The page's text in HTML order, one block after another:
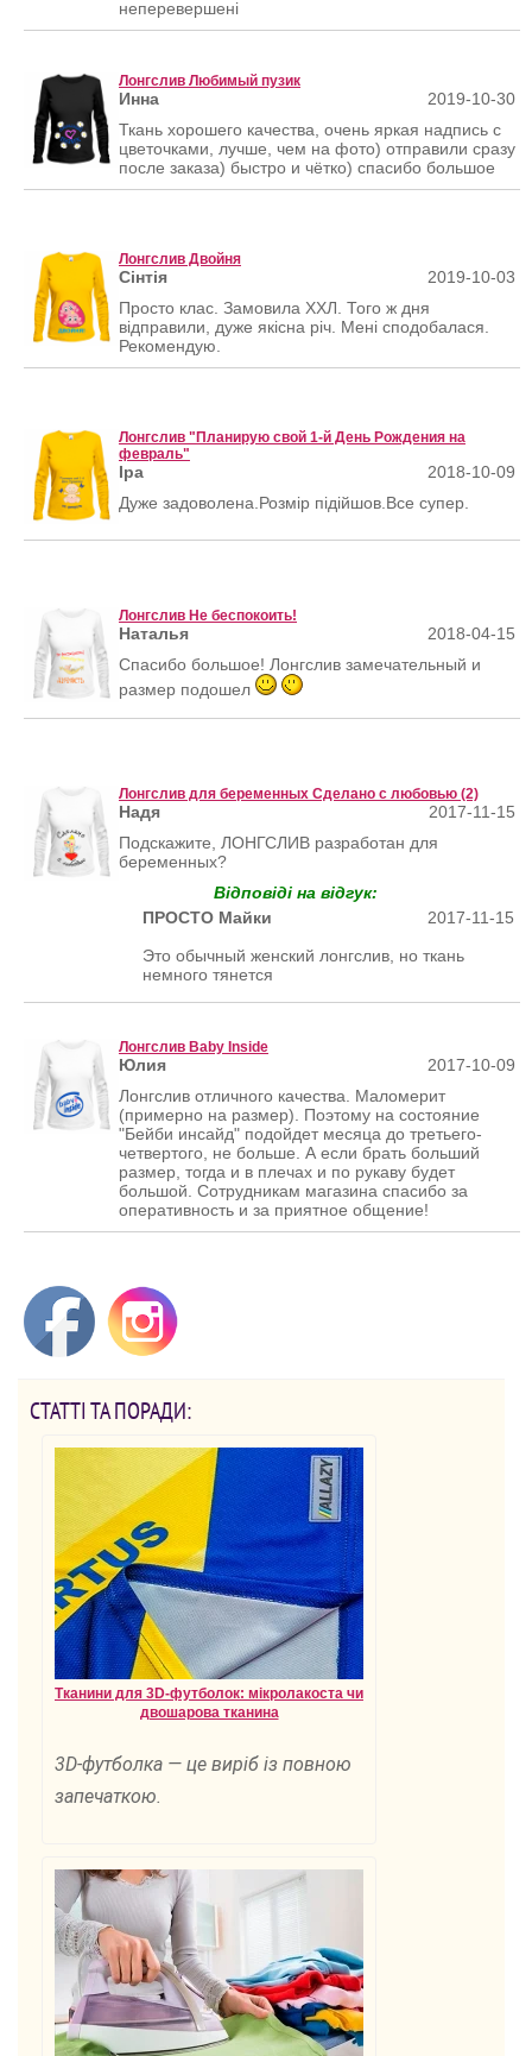
неперевершені
Лонгслив Любимый пузик
Инна
2019-10-30
Ткань хорошего качества, очень яркая надпись с
цветочками, лучше, чем на фото) отправили сразу
после заказа) быстро и чётко) спасибо большое
Лонгслив Двойня
Сінтія
2019-10-03
Просто клас. Замовила ХХЛ. Того ж дня
відправили, дуже якісна річ. Мені сподобалася.
Рекомендую.
Лонгслив "Планирую свой 1-й День Рождения на
февраль"
Іра
2018-10-09
Дуже задоволена.Розмір підійшов.Все супер.
Лонгслив Не беспокоить!
Наталья
2018-04-15
Спасибо большое! Лонгслив замечательный и
размер подошел
Лонгслив для беременных Сделано с любовью (2)
Надя
2017-11-15
Подскажите, ЛОНГСЛИВ разработан для
беременных?
Відповіді на відгук:
ПРОСТО Майки
2017-11-15
Это обычный женский лонгслив, но ткань
немного тянется
Лонгслив Baby Inside
Юлия
2017-10-09
Лонгслив отличного качества. Маломерит
(примерно на размер). Поэтому на состояние
"Бейби инсайд" подойдет месяца до третьего-
четвертого, не больше. А если брать больший
размер, тогда и в плечах и по рукаву будет
большой. Сотрудникам магазина спасибо за
оперативность и за приятное общение!
СТАТТІ ТА ПОРАДИ:
Тканини для 3D-футболок: мікролакоста чи
двошарова тканина
3D-футболка — це виріб із повною
запечаткою.